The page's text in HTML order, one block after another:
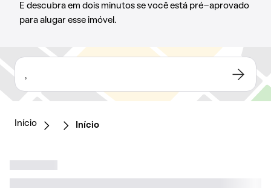
E descubra em dois minutos se você está pré-aprovado
para alugar esse imóvel.
,
Início Início